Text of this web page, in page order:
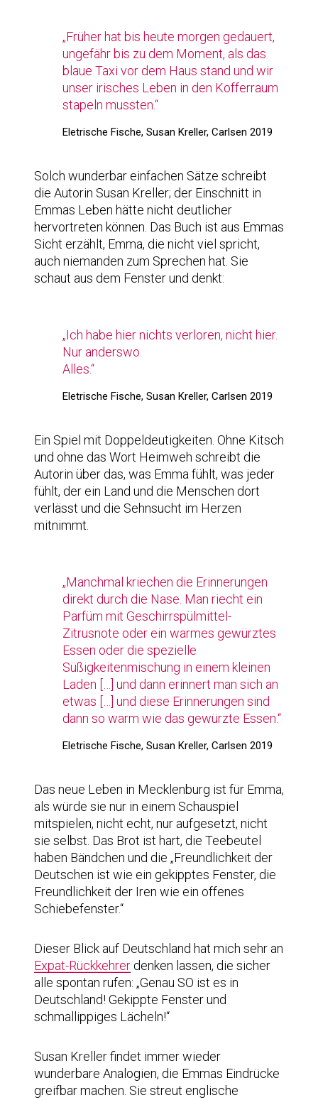
„Früher hat bis heute morgen gedauert,
ungefähr bis zu dem Moment, als das
blaue Taxi vor dem Haus stand und wir
unser irisches Leben in den Kofferraum
stapeln mussten.“
Eletrische Fische, Susan Kreller, Carlsen 2019
Solch wunderbar einfachen Sätze schreibt
die Autorin Susan Kreller; der Einschnitt in
Emmas Leben hätte nicht deutlicher
hervortreten können. Das Buch ist aus Emmas
Sicht erzählt, Emma, die nicht viel spricht,
auch niemanden zum Sprechen hat. Sie
schaut aus dem Fenster und denkt:
„Ich habe hier nichts verloren, nicht hier.
Nur anderswo.
Alles.“
Eletrische Fische, Susan Kreller, Carlsen 2019
Ein Spiel mit Doppeldeutigkeiten. Ohne Kitsch
und ohne das Wort Heimweh schreibt die
Autorin über das, was Emma fühlt, was jeder
fühlt, der ein Land und die Menschen dort
verlässt und die Sehnsucht im Herzen
mitnimmt.
„Manchmal kriechen die Erinnerungen
direkt durch die Nase. Man riecht ein
Parfüm mit Geschirrspülmittel-
Zitrusnote oder ein warmes gewürztes
Essen oder die spezielle
Süßigkeitenmischung in einem kleinen
Laden […] und dann erinnert man sich an
etwas […] und diese Erinnerungen sind
dann so warm wie das gewürzte Essen.“
Eletrische Fische, Susan Kreller, Carlsen 2019
Das neue Leben in Mecklenburg ist für Emma,
als würde sie nur in einem Schauspiel
mitspielen, nicht echt, nur aufgesetzt, nicht
sie selbst. Das Brot ist hart, die Teebeutel
haben Bändchen und die „Freundlichkeit der
Deutschen ist wie ein gekipptes Fenster, die
Freundlichkeit der Iren wie ein offenes
Schiebefenster.“
Dieser Blick auf Deutschland hat mich sehr an
Expat-Rückkehrer denken lassen, die sicher
alle spontan rufen: „Genau SO ist es in
Deutschland! Gekippte Fenster und
schmallippiges Lächeln!“
Susan Kreller findet immer wieder
wunderbare Analogien, die Emmas Eindrücke
greifbar machen. Sie streut englische